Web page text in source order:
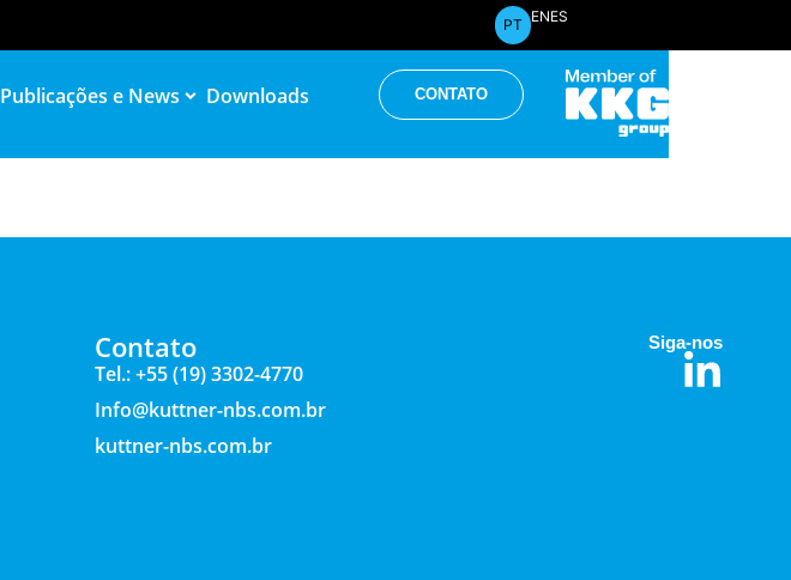
PT ENES
Publicações e News Downloads CONTATO
Contato
Tel.: +55 (19) 3302-4770
Info@kuttner-nbs.com.br
kuttner-nbs.com.br
Siga-nos